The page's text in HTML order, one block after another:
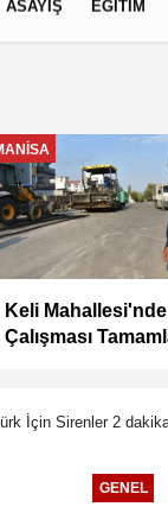
İlkeleri
ASAYİŞ EĞİTİM
Kuru meyve
milyar dolar
İçin Sirenler 2
GENEL